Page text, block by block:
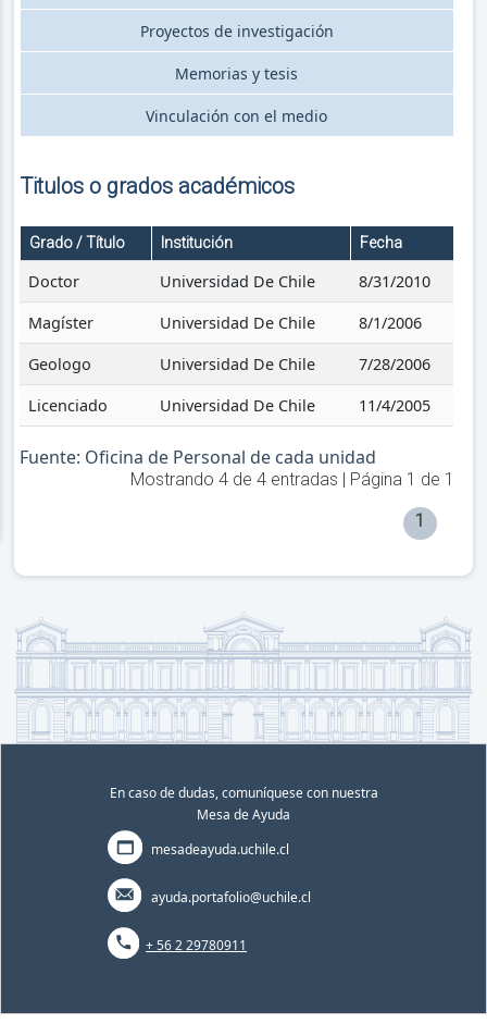
Proyectos de investigación
Memorias y tesis
Vinculación con el medio
Titulos o grados académicos
Grado / Título Institución Fecha
Doctor Universidad De Chile
8/31/2010
Magíster
Universidad De Chile
8/1/2006
Geologo
Universidad De Chile
7/28/2006
Licenciado
Universidad De Chile 11/4/2005
Fuente: Oficina de Personal de cada unidad
Mostrando 4de 4entradas | Página 1 de 1
1
En caso de dudas, comuníquese con nuestra
Mesa de Ayuda
mesadeayuda.uchile.cl
ayuda.portafolio@uchile.cl
+ 56 2 29780911